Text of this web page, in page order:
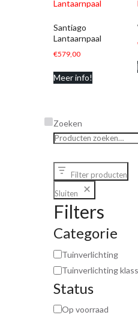
Santiago
Lantaarnpaal
€579,00
Meer info!
Zoeken
Filter producten
Sluiten
Filters
Categorie
Tuinverlichting
Tuinverlichting
Status
Op voorraad